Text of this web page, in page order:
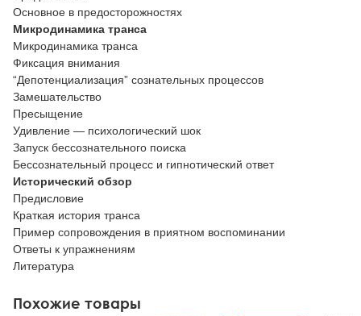
Основное в предосторожностях
Микродинамика транса
Микродинамика транса
Фиксация внимания
“Депотенциализация” сознательных процессов
Замешательство
Пресыщение
Удивление — психологический шок
Запуск бессознательного поиска
Бессознательный процесс и гипнотический ответ
Исторический обзор
Предисловие
Краткая история транса
Пример сопровождения в приятном воспоминании
Ответы к упражнениям
Литература
Похожие товары